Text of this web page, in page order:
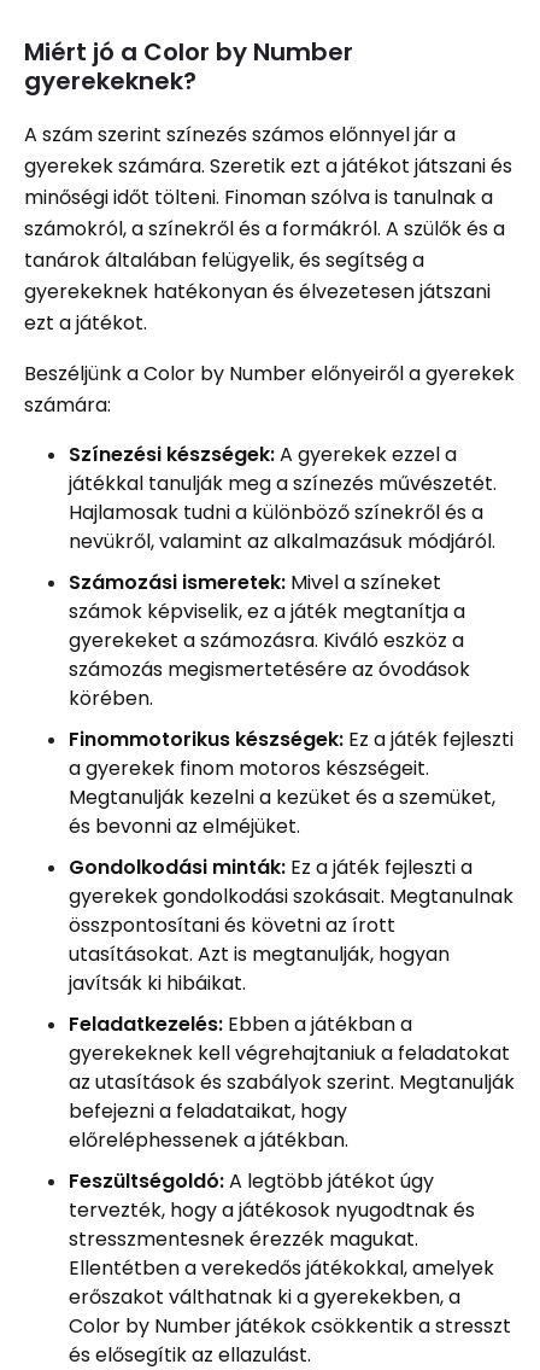
Miért jó a Color by Number
gyerekeknek?
A szám szerint színezés számos előnnyel jár a
gyerekek számára. Szeretik ezt a játékot játszani és
minőségi időt tölteni. Finoman szólva is tanulnak a
számokról, a színekről és a formákról. A szülők és a
tanárok általában felügyelik, és segítség a
gyerekeknek hatékonyan és élvezetesen játszani
ezt a játékot.
Beszéljünk a Color by Number előnyeiről a gyerekek
számára:
Színezési készségek:A gyerekek ezzel a
játékkal tanulják meg a színezés művészetét.
Hajlamosak tudni a különböző színekről és a
nevükről, valamint az alkalmazásuk módjáról.
Számozási ismeretek: Mivel a színeket
számok képviselik, ez a játék megtanítja a
gyerekeket a számozásra. Kiváló eszköz a
számozás megismertetésére az óvodások
körében.
Finommotorikus készségek: Ez a játék fejleszti
a gyerekek finom motoros készségeit.
Megtanulják kezelni a kezüket és a szemüket,
és bevonni az elméjüket.
Gondolkodási minták: Ez a játék fejleszti a
gyerekek gondolkodási szokásait. Megtanulnak
összpontosítani és követni az írott
utasításokat. Azt is megtanulják, hogyan
javítsák ki hibáikat.
Feladatkezelés: Ebben a játékban a
gyerekeknek kell végrehajtaniuk a feladatokat
az utasítások és szabályok szerint. Megtanulják
befejezni a feladataikat, hogy
előreléphessenek a játékban.
Feszültségoldó:A legtöbb játékot úgy
tervezték, hogy a játékosok nyugodtnak és
stresszmentesnek érezzék magukat.
Ellentétben a verekedős játékokkal, amelyek
erőszakot válthatnak ki a gyerekekben, a
Color by Number játékok csökkentik a stresszt
és elősegítik az ellazulást.